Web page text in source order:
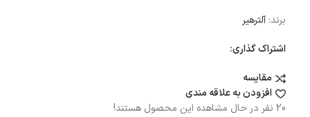
برند: آلترهیر
اشتراک گذاری:
مقایسه
افزودن به علاقه مندی
20 نفر در حال مشاهده این محصول هستند!